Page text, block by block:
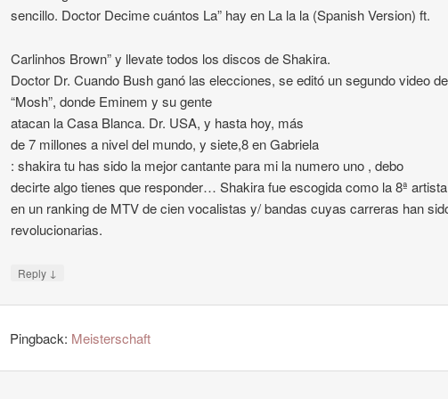
sencillo. Doctor Decime cuántos La” hay en La la la (Spanish Version) ft.
Carlinhos Brown” y llevate todos los discos de Shakira.
Doctor Dr. Cuando Bush ganó las elecciones, se editó un segundo video de
“Mosh”, donde Eminem y su gente
atacan la Casa Blanca. Dr. USA, y hasta hoy, más
de 7 millones a nivel del mundo, y siete,8 en Gabriela
: shakira tu has sido la mejor cantante para mi la numero uno , debo
decirte algo tienes que responder… Shakira fue escogida como la 8ª artista
en un ranking de MTV de cien vocalistas y/ bandas cuyas carreras han
revolucionarias.
Reply ↓
Pingback: Meisterschaft